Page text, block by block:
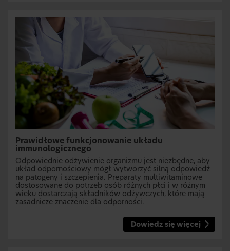
Prawidłowe funkcjonowanie układu
immunologicznego
Odpowiednie odżywienie organizmu jest niezbędne, aby
układ odpornościowy mógł wytworzyć silną odpowiedź
na patogeny i szczepienia. Preparaty multiwitaminowe
dostosowane do potrzeb osób różnych płci i w różnym
wieku dostarczają składników odżywczych, które mają
zasadnicze znaczenie dla odporności.
Dowiedz się więcej